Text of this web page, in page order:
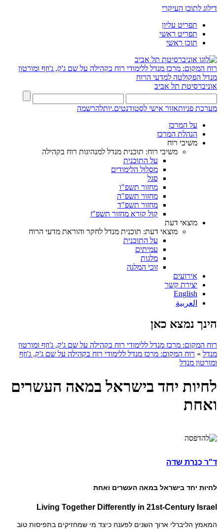
דילוג לתוכן העיקרי
תפריט עליון
תפריט ראשי
תוכן ראשי
רוח המקום: מרכז מנדל ללימודי רוח בקהילה על שם ג'ק, ג'וזף ומורטון
מנדל הפקולטה למדעי הרוח
אוניברסיטת תל אביב
מערכת פניותאזור אישי לסטודנטים.יותלהרשמה
על המרכז
הנהלת המרכז
משיבי רוח
משיבי רוח: תוכנית מנדל למנהיגות רוח בקהילה
על התוכנית
מסלול הלימודים
סגל
מחזור תשפ"ו
מחזור תשפ"ה
מחזור תשפ"ד
קול קורא מחזור תשפ"ז
מוצאי דעת
מוצאי דעת: תוכנית מנדל לחקר והוראת מדעי הרוח
על התוכנית
עמיתים
מלגות
זוכי המלגה
אירועים
יצירת קשר
English
العربية
הינך נמצא כאן
רוח המקום: מרכז מנדל ללימודי רוח בקהילה על שם ג'ק, ג'וזף ומורטון
מנדל » רוח המקום: מרכז מנדל ללימודי רוח בקהילה על שם ג'ק, ג'וזף
ומורטון מנדל
לחיות יחד בישראל במאה העשרים
ואחת
ד"ר כנרת שדה
לחיות יחד בישראל במאה העשרים ואחת
Living Together Differently in 21st-Century Israel
המאמץ הליברלי ארוך השנים לפענח כיצד מי שמחזיקים בתפיסות טוב